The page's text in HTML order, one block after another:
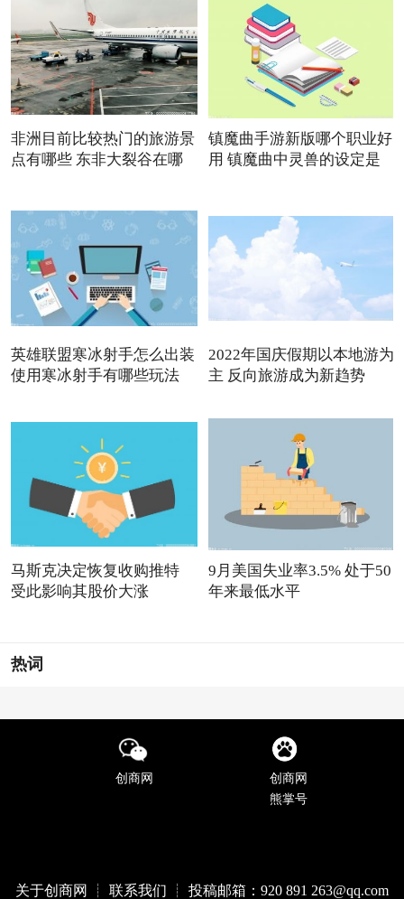
非洲目前比较热门的旅游景
点有哪些 东非大裂谷在哪
镇魔曲手游新版哪个职业好
用 镇魔曲中灵兽的设定是
英雄联盟寒冰射手怎么出装
使用寒冰射手有哪些玩法
2022年国庆假期以本地游为
主 反向旅游成为新趋势
马斯克决定恢复收购推特
受此影响其股价大涨
9月美国失业率3.5% 处于50
年来最低水平
热词
创商网
创商网
熊掌号
关于创商网 ┊ 联系我们 ┊ 投稿邮箱：920 891 263@qq.com